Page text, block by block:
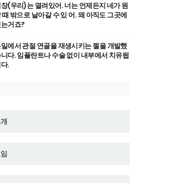
(우리)는 열려있어. 너는 언제든지 네가 원
때 밖으로 날아갈 수 있 어. 왜 아직도 그곳에
거죠?
에서 관절 연골을 재생시키는 젤을 개발했
다. 임플란트나 수술 없이 내부에서 치유됩
.